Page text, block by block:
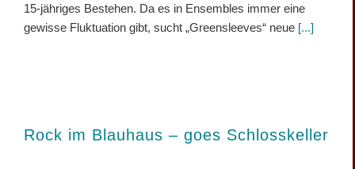
15-jähriges Bestehen. Da es in Ensembles immer eine
gewisse Fluktuation gibt, sucht „Greensleeves“ neue [...]
Rock im Blauhaus – goes Schlosskeller